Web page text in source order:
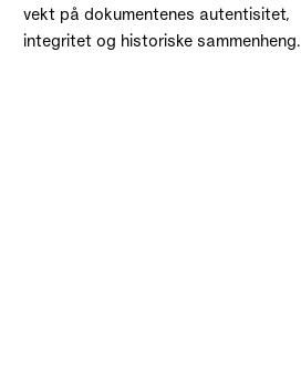
vekt på dokumentenes autentisitet,
integritet og historiske sammenheng.